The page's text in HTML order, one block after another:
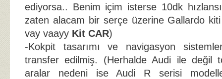
ediyorsa.. Benim içim isterse 10dk
zaten alacam bir serçe üzerine Gallardo kiti
vay vaayy Kit CAR)
-Kokpit tasarımı ve navigasyon
transfer edilmiş. (Herhalde Audi ile değil
aralar nedeni ise Audi R serisi